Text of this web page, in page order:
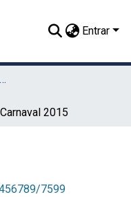
Entrar
09. Cátedra Naná Vasconcelos (CNV)
Carnaval 2015
7599